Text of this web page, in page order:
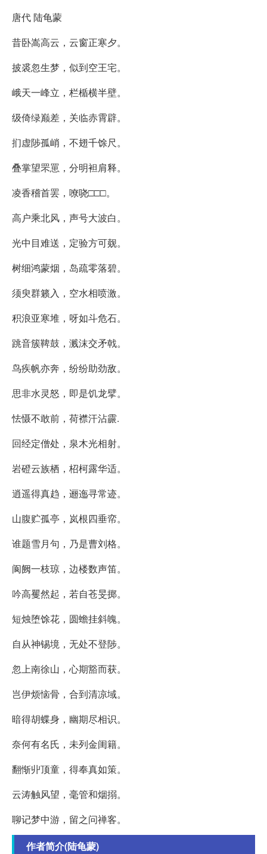
唐代 陆龟蒙
昔卧嵩高云，云窗正寒夕。
披裘忽生梦，似到空王宅。
峨天一峰立，栏楯横半壁。
级倚绿巅差，关临赤霄辟。
扪虚陟孤峭，不翅千馀尺。
叠掌望罘罳，分明袒肩释。
凌香稽首罢，嘹哓□□□。
高户乘北风，声号大波白。
光中目难送，定验方可觌。
树细鸿蒙烟，岛疏零落碧。
须臾群籁入，空水相喷激。
积浪亚寒堆，呀如斗危石。
跳音簇鞞鼓，溅沫交矛戟。
鸟疾帆亦奔，纷纷助劲敌。
思非水灵怒，即是饥龙擘。
怯慑不敢前，荷襟汗沾霢.
回经定僧处，泉木光相射。
岩磴云族栖，柖柯露华适。
逍遥得真趋，逦迤寻常迹。
山腹贮孤亭，岚根四垂帟。
谁题雪月句，乃是曹刘格。
阆阙一枝琼，边楼数声笛。
吟高矍然起，若自苍旻掷。
短烛堕馀花，圆蟾挂斜魄。
自从神锡境，无处不登陟。
忽上南徐山，心期豁而获。
岂伊烦恼骨，合到清凉域。
暗得胡蝶身，幽期尽相识。
奈何有名氏，未列金闺籍。
翻惭丱顶童，得奉真如策。
云涛触风望，毫管和烟搦。
聊记梦中游，留之问禅客。
作者简介(陆龟蒙)